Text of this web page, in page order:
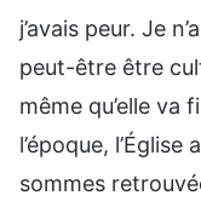
j’avais peur. Je
peut-être être
même qu’elle va
l’époque,
sommes